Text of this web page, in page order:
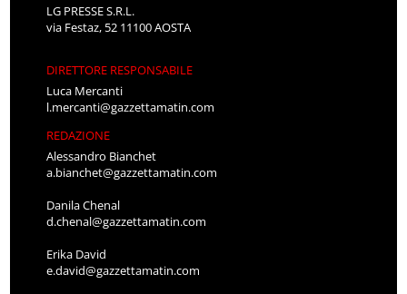
LG PRESSE S.R.L.
via Festaz, 52 11100 AOSTA
DIRETTORE RESPONSABILE
Luca Mercanti
l.mercanti@gazzettamatin.com
REDAZIONE
Alessandro Bianchet
a.bianchet@gazzettamatin.com
Danila Chenal
d.chenal@gazzettamatin.com
Erika David
e.david@gazzettamatin.com